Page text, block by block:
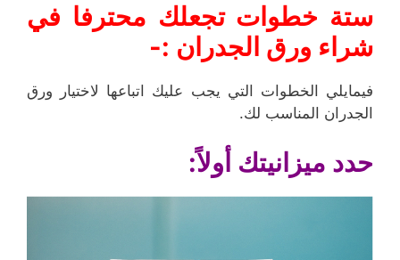
ستة خطوات تجعلك محترفا في
شراء ورق الجدران :-
فيمايلي الخطوات التي يجب عليك اتباعها لاختيار ورق
الجدران المناسب لك.
حدد ميزانيتك أولاً: